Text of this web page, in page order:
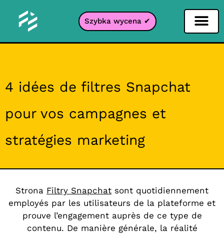
Szybka wycena ✔
4 idées de filtres Snapchat
pour vos campagnes et
stratégies marketing
Strona Filtry Snapchat sont quotidiennement
employés par les utilisateurs de la plateforme et
prouve l’engagement auprès de ce type de
contenu. De manière générale, la réalité